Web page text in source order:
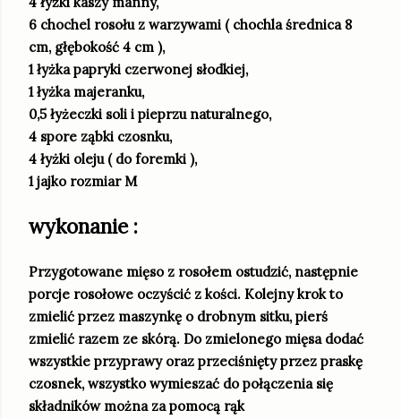
6 chochel rosołu z warzywami ( chochla średnica 8
cm, głębokość 4 cm ),
1 łyżka papryki czerwonej słodkiej,
1 łyżka majeranku,
0,5 łyżeczki soli i pieprzu naturalnego,
4 spore ząbki czosnku,
4 łyżki oleju ( do foremki ),
1 jajko rozmiar M
wykonanie :
Przygotowane mięso z rosołem ostudzić, następnie
porcje rosołowe oczyścić z kości. Kolejny krok to
zmielić przez maszynkę o drobnym sitku, pierś
zmielić razem ze skórą. Do zmielonego mięsa dodać
wszystkie przyprawy oraz przeciśnięty przez praskę
czosnek, wszystko wymieszać do połączenia się
składników można za pomocą rąk